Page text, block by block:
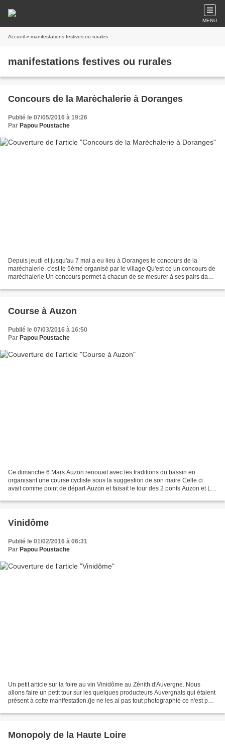
MENU
Accueil » manifestations festives ou rurales
manifestations festives ou rurales
Concours de la Marèchalerie à Doranges
Publié le 07/05/2016 à 19:26
Par Papou Poustache
Depuis jeudi et jusqu'au 7 mai a eu lieu à Doranges le concours de la
maréchalerie. c'est le 5èmè organisé par le village Qu'est ce un concours de
marèchalerie Un concours permet à chacun de se mesurer à ses pairs dans
Course à Auzon
Publié le 07/03/2016 à 16:50
Par Papou Poustache
Ce dimanche 6 Mars Auzon renouait avec les traditions du bassin en
organisant une course cycliste sous la suggestion de son maire Celle ci
avait comme point de départ Auzon et faisait le tour des 2 ponts Auzon et La
Vinidôme
Publié le 01/02/2016 à 06:31
Par Papou Poustache
Un petit article sur la foire au vin Vinidôme au Zénith d'Auvergne. Nous
allons faire un petit tour sur les quelques producteurs Auvergnats qui étaient
présent à cette manifestation.(je ne les ai pas tout photographié ce n'est pas
Monopoly de la Haute Loire